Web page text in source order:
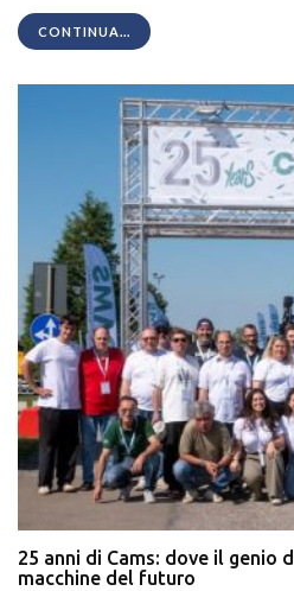
CONTINUA...
25 anni di Cams: dove il genio
macchine del futuro